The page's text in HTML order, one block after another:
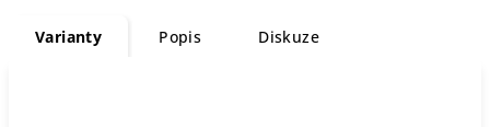
Varianty Popis Diskuze